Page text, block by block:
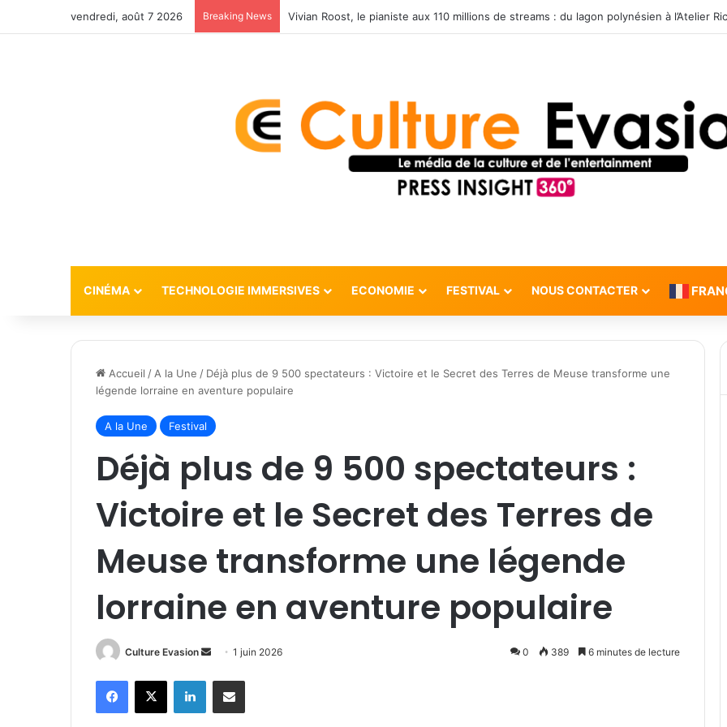
vendredi, août 7 2026 Breaking News
CINÉMA TECHNOLOGIE IMMERSIVES ECONOMIE FESTIVAL NOUS CONTACTER
Accueil / A la Une / Déjà plus de 9 500 spectateurs : Victoire et le Secret des Terres de Meuse transforme une
légende lorraine en aventure populaire
A la Une Festival
Déjà plus de 9 500 spectateurs :
Victoire et le Secret des Terres de
Meuse transforme une légende
lorraine en aventure populaire
Culture Evasion
o
1 juin 2026 0 389 6 minutes de lecture